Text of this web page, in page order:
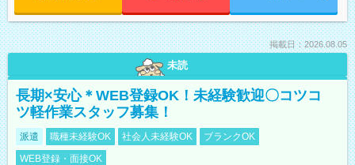
掲載日：2026.08.05
未読
長期×安心＊WEB登録OK！未経験歓迎〇コツコ
ツ軽作業スタッフ募集！
派遣 職種未経験OK 社会人未経験OK
ブランクOK
WEB登録・面接OK